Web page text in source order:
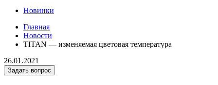
Новинки
Главная
Новости
TITAN — изменяемая цветовая температура
26.01.2021
Задать вопрос